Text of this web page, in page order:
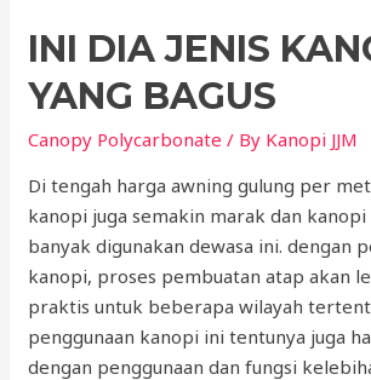
INI DIA JENIS
YANG BAGUS
Canopy Polycarbonate / By Kanopi JJM
Di tengah harga awning gulung per
kanopi juga semakin marak dan kanopi
banyak digunakan dewasa ini. dengan
kanopi, proses pembuatan atap akan
praktis untuk beberapa wilayah
penggunaan kanopi ini tentunya juga
dengan penggunaan dan fungsi